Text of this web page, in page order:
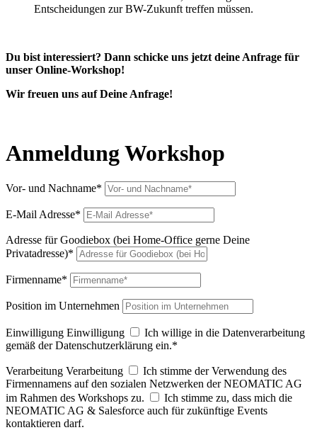
Entscheidungen zur BW-Zukunft treffen müssen.
Du bist interessiert? Dann schicke uns jetzt deine Anfrage für
unser Online-Workshop!
Wir freuen uns auf Deine Anfrage!
Anmeldung Workshop
Vor- und Nachname*
E-Mail Adresse*
Adresse für Goodiebox (bei Home-Office gerne Deine
Privatadresse)*
Firmenname*
Position im Unternehmen
Einwilligung Einwilligung
Ich willige in die Datenverarbeitung
gemäß der Datenschutzerklärung ein.*
Verarbeitung Verarbeitung
Ich stimme der Verwendung des
Firmennamens auf den sozialen Netzwerken der NEOMATIC AG
im Rahmen des Workshops zu.
Ich stimme zu, dass mich die
NEOMATIC AG & Salesforce auch für zukünftige Events
kontaktieren darf.